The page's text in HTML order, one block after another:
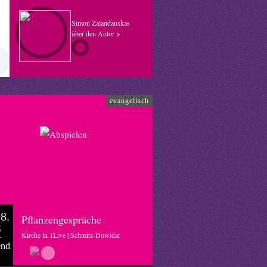
Simon Zalandauskas
über den Autor >
evangelisch
Pflanzengespräche
Kirche in 1Live | Schmitz-Dowidat